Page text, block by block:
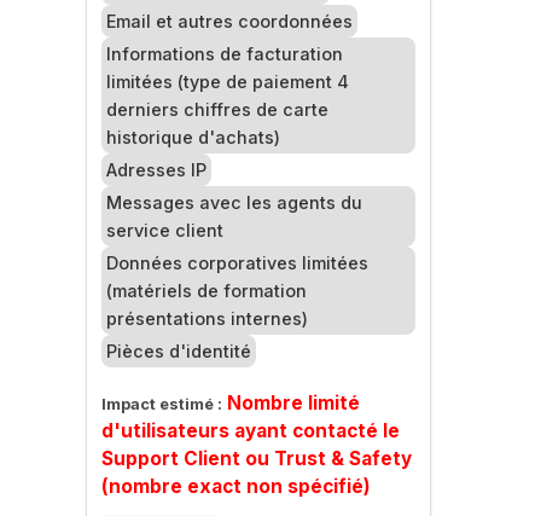
Email et autres coordonnées
Informations de facturation
limitées (type de paiement 4
derniers chiffres de carte
historique d'achats)
Adresses IP
Messages avec les agents du
service client
Données corporatives limitées
(matériels de formation
présentations internes)
Pièces d'identité
Impact estimé : Nombre limité
d'utilisateurs ayant contacté le
Support Client ou Trust & Safety
(nombre exact non spécifié)